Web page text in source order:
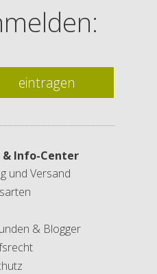
eintragen
& Info-Center
und Versand
& Blogger